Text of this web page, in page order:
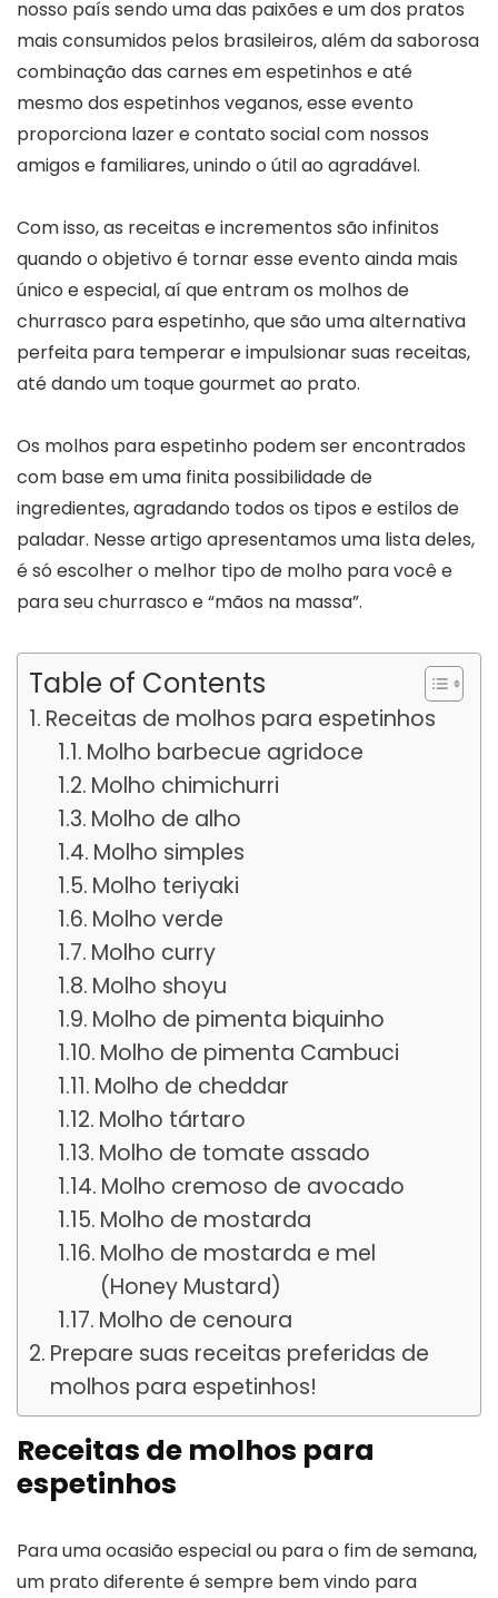
nosso país sendo uma das paixões e um dos pratos
mais consumidos pelos brasileiros, além da saborosa
combinação das carnes em espetinhos e até
mesmo dos espetinhos veganos, esse evento
proporciona lazer e contato social com nossos
amigos e familiares, unindo o útil ao agradável.
Com isso, as receitas e incrementos são infinitos
quando o objetivo é tornar esse evento ainda mais
único e especial, aí que entram os molhos de
churrasco para espetinho, que são uma alternativa
perfeita para temperar e impulsionar suas receitas,
até dando um toque gourmet ao prato.
Os molhos para espetinho podem ser encontrados
com base em uma finita possibilidade de
ingredientes, agradando todos os tipos e estilos de
paladar. Nesse artigo apresentamos uma lista deles,
é só escolher o melhor tipo de molho para você e
para seu churrasco e “mãos na massa”.
Table of Contents
Receitas de molhos para espetinhos
Molho barbecue agridoce
Molho chimichurri
Molho de alho
Molho simples
Molho teriyaki
Molho verde
Molho curry
Molho shoyu
Molho de pimenta biquinho
Molho de pimenta Cambuci
Molho de cheddar
Molho tártaro
Molho de tomate assado
Molho cremoso de avocado
Molho de mostarda
Molho de mostarda e mel
(Honey Mustard)
Molho de cenoura
Prepare suas receitas preferidas de
molhos para espetinhos!
Receitas de molhos para
espetinhos
Para uma ocasião especial ou para o fim de semana,
um prato diferente é sempre bem vindo para